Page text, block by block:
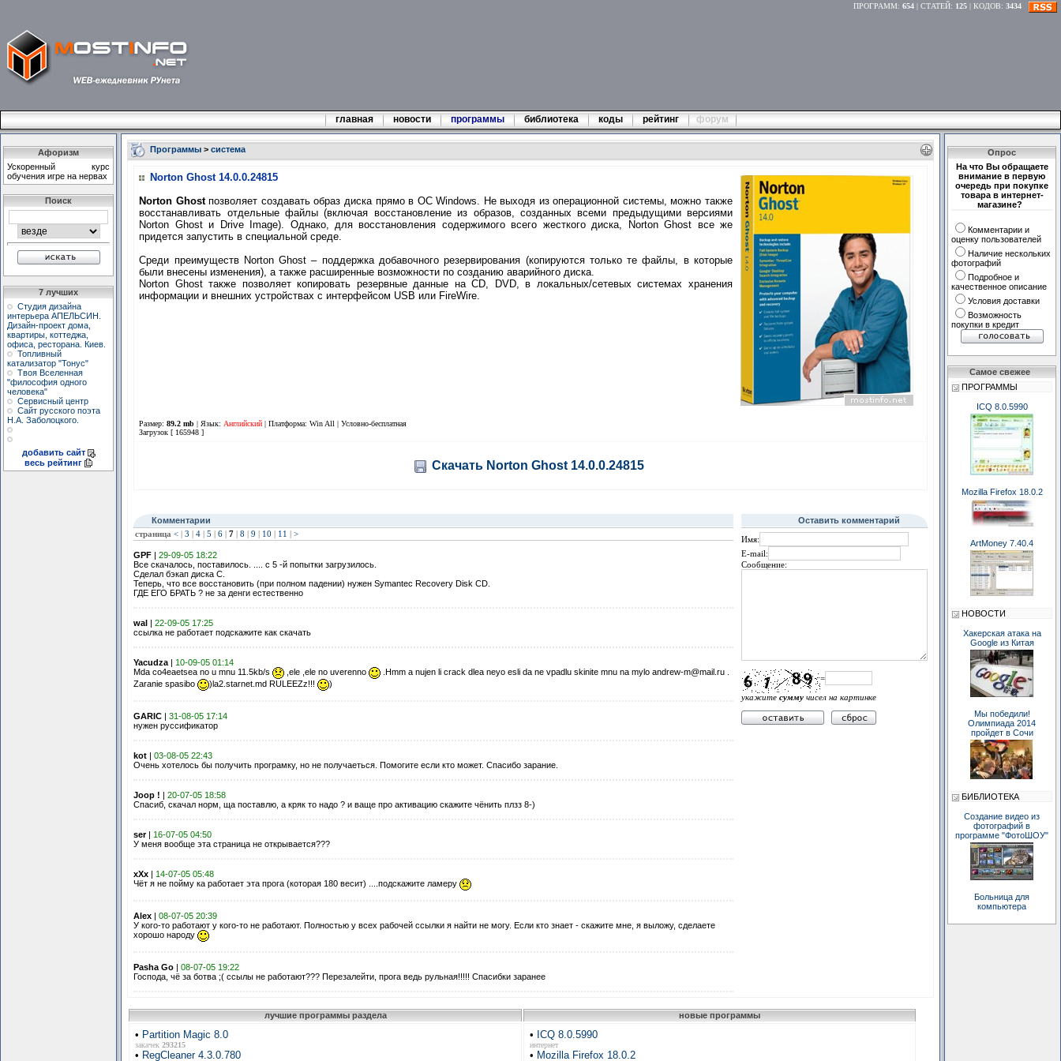
ПРОГРАММ: 654 | СТАТЕЙ: 125 | КОДОВ: 3434
главная новости программы библиотека коды рейтинг форум
Афоризм
Ускоpенный куpс
обучения игpе на неpвах
Поиск
7 лучших
Студия дизайна
интерьера АПЕЛЬСИН.
Дизайн-проект дома,
квартиры, коттеджа,
офиса, ресторана. Киев.
Топливный
катализатор "Тонус"
Твоя Вселенная
"философия одного
человека"
Сервисный центр
Сайт русского поэта
Н.А. Заболоцкого.
добавить сайт
весь рейтинг
Программы> система
Norton Ghost 14.0.0.24815
Norton Ghostпозволяет создавать образ диска прямо в ОС Windows. Не выходя из операционной системы, можно также
восстанавливать отдельные файлы (включая восстановление из образов, созданных всеми предыдущими версиями
Norton Ghost и Drive Image). Однако, для восстановления содержимого всего жесткого диска, Norton Ghost все же
придется запустить в специальной среде.
Среди преимуществ Norton Ghost – поддержка добавочного резервирования (копируются только те файлы, в которые
были внесены изменения), а также расширенные возможности по созданию аварийного диска.
Norton Ghost также позволяет копировать резервные данные на CD, DVD, в локальных/сетевых системах хранения
информации и внешних устройствах с интерфейсом USB или FireWire.
Размер:89.2 mb | Язык: Английский | Платформа: Win All |Условно-бесплатная
Загрузок [ 165948 ]
Скачать Norton Ghost 14.0.0.24815
Комментарии Оставить комментарий
страница <| 3 4 5 6 7| 8 9 10 11 >
GPF| 29-09-05 18:22
Все скачалось, поставилось. .... с 5 -й попытки загрузилось.
Сделал бэкап диска C.
Теперь, что все восстановить (при полном падении) нужен Symantec Recovery Disk CD.
ГДЕ ЕГО БРАТЬ ? не за денги естественно
wal| 22-09-05 17:25
ссылка не работает подскажите как скачать
Yacudza| 10-09-05 01:14
Mda co4eaetsea no u mnu 11.5kb/s
,ele ,ele no uverenno
.Hmm a nujen li crack dlea neyo esli da ne vpadlu skinite mnu na mylo andrew-m@mail.ru .
Zaranie spasibo
)la2.starnet.md RULEEZz!!! )
GARIC| 31-08-05 17:14
нужен руссификатор
kot| 03-08-05 22:43
Очень хотелось бы получить програмку, но не получаеться. Помогите если кто может. Спасибо зарание.
Joop ! | 20-07-05 18:58
Спасиб, скачал норм, ща поставлю, а кряк то надо ? и ваще про активацию скажите чёнить плзз 8-)
ser| 16-07-05 04:50
У меня вообще эта страница не открывается???
xXx| 14-07-05 05:48
Чёт я не пойму ка работает эта прога (которая 180 весит) ....подскажите ламеру
Alex| 08-07-05 20:39
У кого-то работают у кого-то не работают. Полностью у всех рабочей ссылки я найти не могу. Если кто знает - скажите мне, я выложу, сделаете
хорошо народу
Pasha Go| 08-07-05 19:22
Господа, чё за ботва ;( ссылы не работают??? Перезалейти, прога ведь рульная!!!!! Спасибки заранее
Имя:
E-mail:
Сообщение:
=
укажите суммучисел на картинке
лучшие программы раздела новые программы
• Partition Magic 8.0
закачек 293215
• RegCleaner 4.3.0.780
• ICQ 8.0.5990
интернет
• Mozilla Firefox 18.0.2
Опрос
На что Вы обращаете
внимание в первую
очередь при покупке
товара в интернет-
магазине?
Комментарии и
оценку пользователей
Наличие нескольких
фотографий
Подробное и
качественное описание
Условия доставки
Возможность
покупки в кредит
Самое свежее
ПРОГРАММЫ
ICQ 8.0.5990
Mozilla Firefox 18.0.2
ArtMoney 7.40.4
НОВОСТИ
Хакерская атака на
Google из Китая
Мы победили!
Олимпиада 2014
пройдет в Сочи
БИБЛИОТЕКА
Создание видео из
фотографий в
программе "ФотоШОУ"
Больница для
компьютера